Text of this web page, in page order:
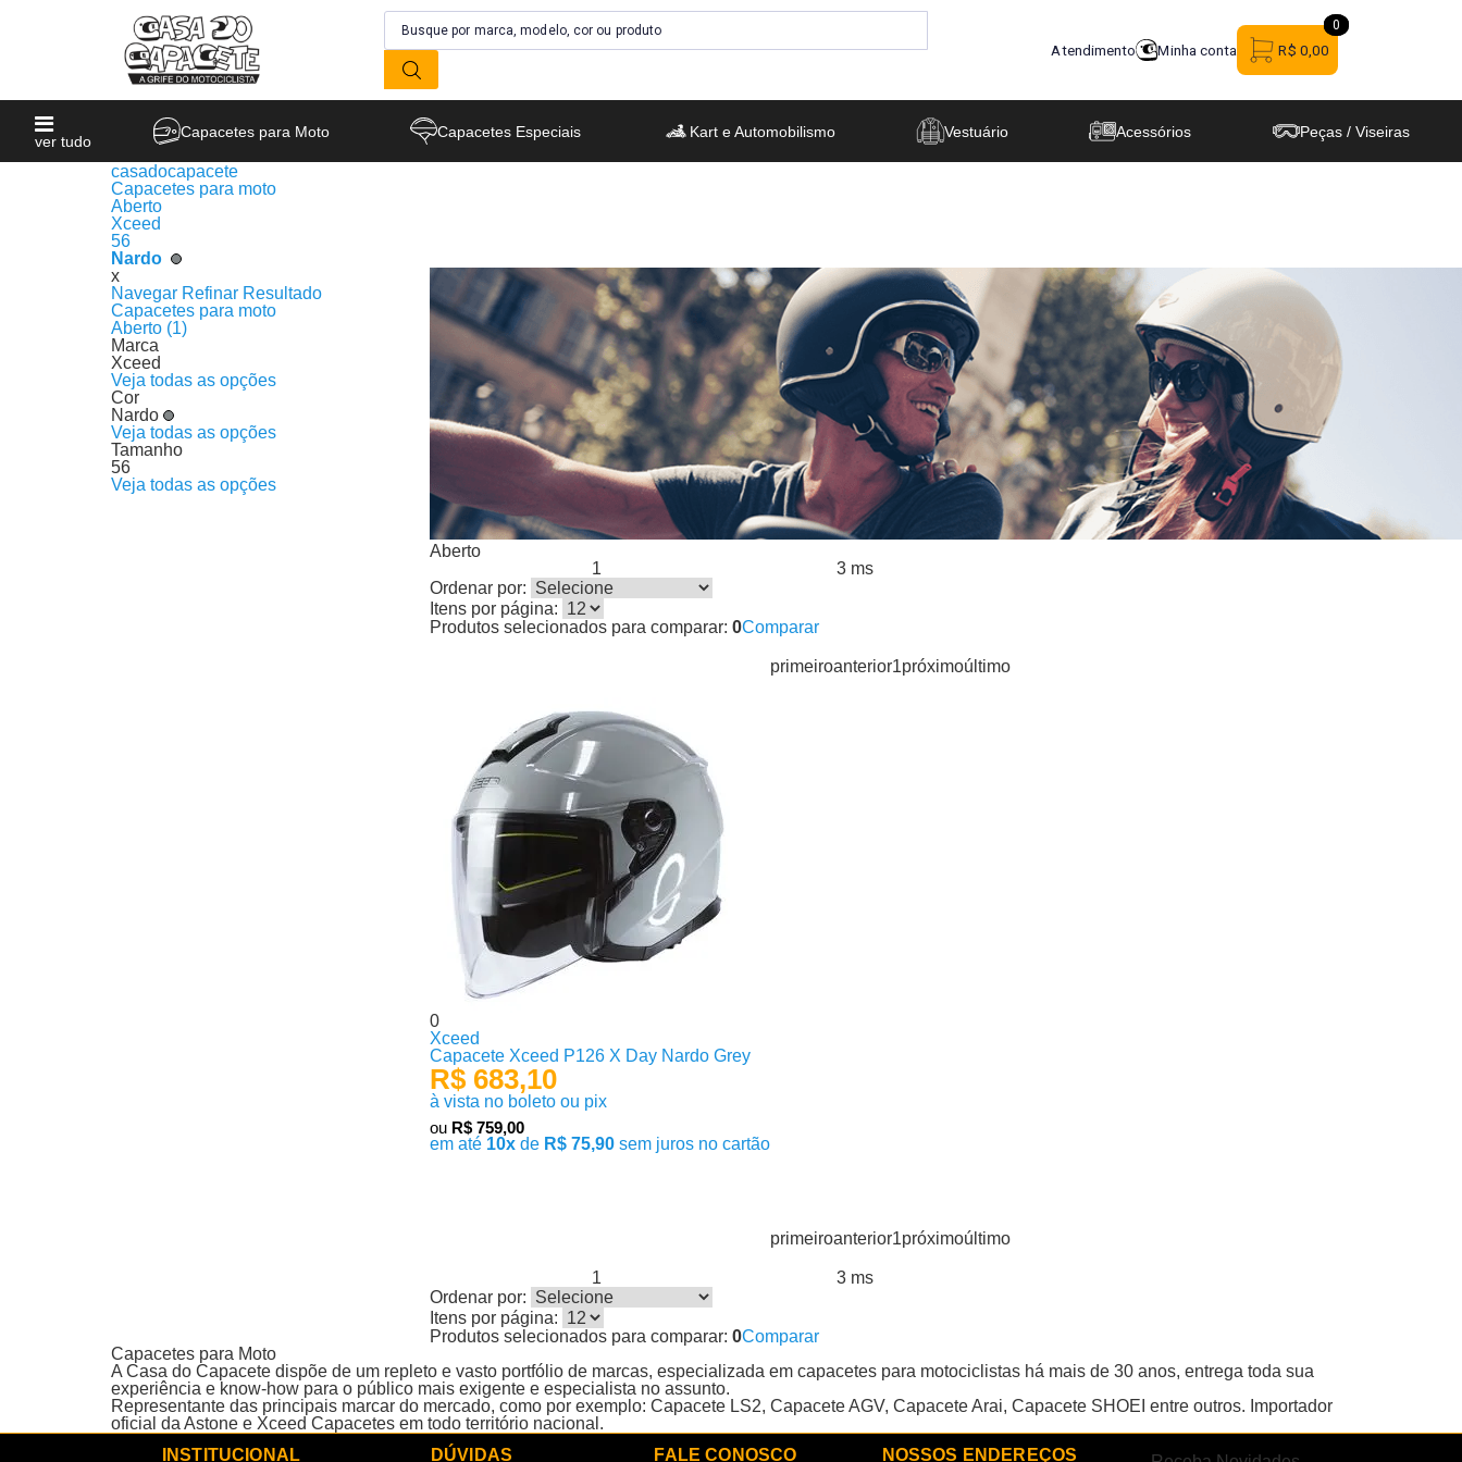
Atendimento Minha conta
0
0
R$ 0,00
ver tudo
Capacetes para Moto Capacetes Especiais Kart e Automobilismo Vestuário Acessórios Peças / Viseiras
casadocapacete
Capacetes para moto
Aberto
Xceed
56
Nardo
x
Navegar Refinar Resultado
Capacetes para moto
Aberto (1)
Marca
Xceed
Veja todas as opções
Cor
Nardo
Veja todas as opções
Tamanho
56
Veja todas as opções
Aberto
1
3 ms
Ordenar por:
Itens por página:
Produtos selecionados para comparar: 0Comparar
primeiroanterior1próximoúltimo
0
Xceed
Capacete Xceed P126 X Day Nardo Grey
R$ 683,10
à vista no boleto ou pix
ou R$ 759,00
em até 10xde R$ 75,90sem juros no cartão
primeiroanterior1próximoúltimo
1
3 ms
Ordenar por:
Itens por página:
Produtos selecionados para comparar: 0Comparar
Capacetes para Moto
A Casa do Capacete dispõe de um repleto e vasto portfólio de marcas, especializada em capacetes para motociclistas há mais de 30 anos, entrega toda sua
experiência e know-how para o público mais exigente e especialista no assunto.
Representante das principais marcar do mercado, como por exemplo: Capacete LS2, Capacete AGV, Capacete Arai, Capacete SHOEI entre outros. Importador
oficial da Astone e Xceed Capacetes em todo território nacional.
INSTITUCIONAL
DÚVIDAS FALE CONOSCO NOSSOS ENDEREÇOS